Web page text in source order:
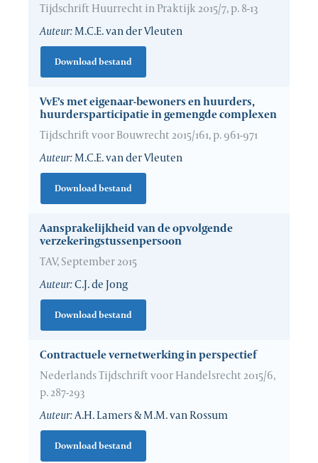
Tijdschrift Huurrecht in Praktijk 2015/7, p. 8-13
Auteur:M.C.E. van der Vleuten
Download bestand
VvE’s met eigenaar-bewoners en huurders,
huurdersparticipatie in gemengde complexen
Tijdschrift voor Bouwrecht 2015/161, p. 961-971
Auteur:M.C.E. van der Vleuten
Download bestand
Aansprakelijkheid van de opvolgende
verzekeringstussenpersoon
TAV, September 2015
Auteur:C.J. de Jong
Download bestand
Contractuele vernetwerking in perspectief
Nederlands Tijdschrift voor Handelsrecht 2015/6,
p. 287-293
Auteur:A.H. Lamers & M.M. van Rossum
Download bestand